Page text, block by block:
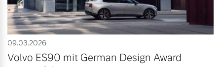
09.03.2026
Volvo ES90 mit German Design Award